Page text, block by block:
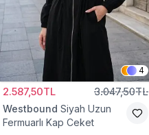
4
2.587,50TL 3.047,50TL
Westbound Siyah Uzun
Fermuarlı Kap Ceket